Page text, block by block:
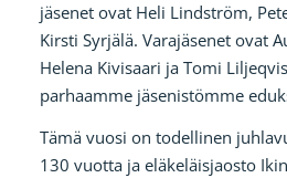
jäsenet ovat Heli Lindström,
Kirsti Syrjälä. Varajäsenet ovat
Helena Kivisaari ja Tomi
parhaamme jäsenistömme
Tämä vuosi on todellinen
130 vuotta ja eläkeläisjaosto